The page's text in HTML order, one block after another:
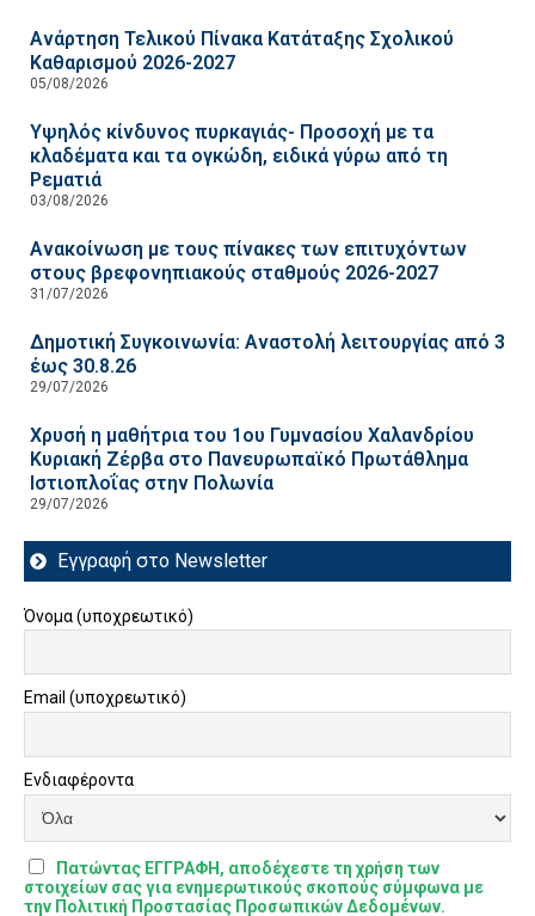
Ανάρτηση Τελικού Πίνακα Κατάταξης Σχολικού
Καθαρισμού 2026-2027
05/08/2026
Υψηλός κίνδυνος πυρκαγιάς- Προσοχή με τα
κλαδέματα και τα ογκώδη, ειδικά γύρω από τη
Ρεματιά
03/08/2026
Ανακοίνωση με τους πίνακες των επιτυχόντων
στους βρεφονηπιακούς σταθμούς 2026-2027
31/07/2026
Δημοτική Συγκοινωνία: Αναστολή λειτουργίας από 3
έως 30.8.26
29/07/2026
Χρυσή η μαθήτρια του 1ου Γυμνασίου Χαλανδρίου
Κυριακή Ζέρβα στο Πανευρωπαϊκό Πρωτάθλημα
Ιστιοπλοΐας στην Πολωνία
29/07/2026
Εγγραφή στο Newsletter
Όνομα (υποχρεωτικό)
Email (υποχρεωτικό)
Ενδιαφέροντα
Πατώντας ΕΓΓΡΑΦΗ, αποδέχεστε τη χρήση των
στοιχείων σας για ενημερωτικούς σκοπούς σύμφωνα με
την Πολιτική Προστασίας Προσωπικών Δεδομένων.